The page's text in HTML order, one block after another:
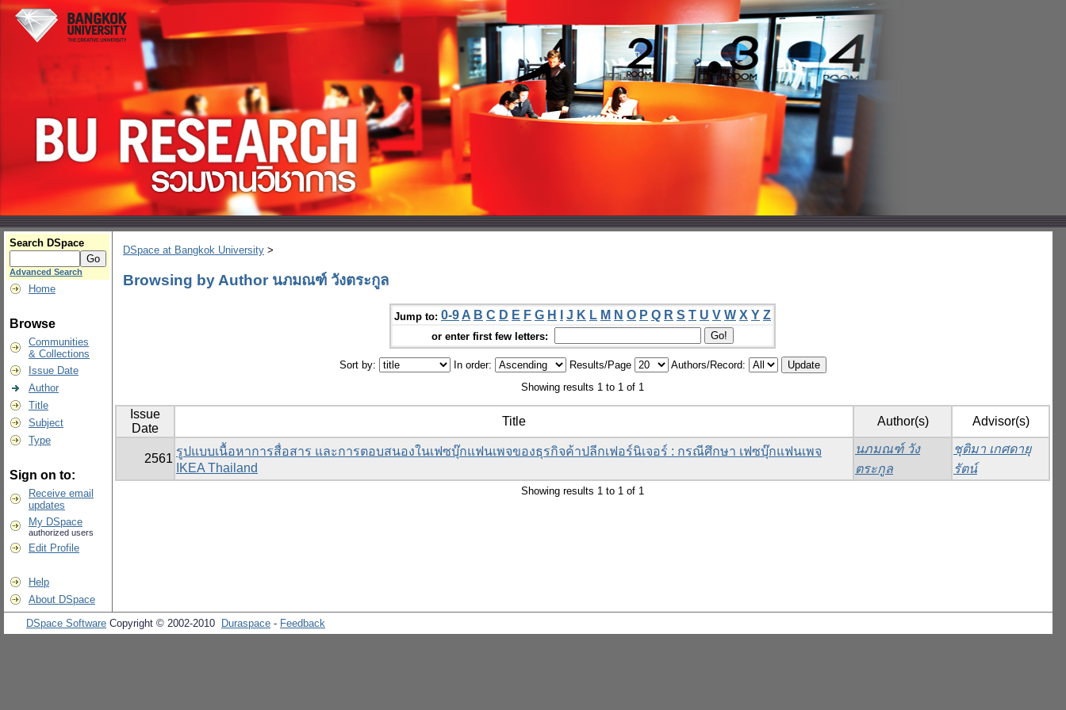
Search DSpace
Advanced Search
Home
Browse
Communities
& Collections
Issue Date
Author
Title
Subject
Type
Sign on to:
Receive email
updates
My DSpace
authorized users
Edit Profile
Help
About DSpace
DSpace at Bangkok University >
Browsing by Author นภมณฑ์ วังตระกูล
Jump to: 0-9 A B C D E F G H J K L M N O P Q R S T U V W X Y Z
or enter first few letters:
Sort by: In order: Results/Page
Authors/Record:
Showing results 1 to 1 of 1
Issue
Date
Title Author(s) Advisor(s)
2561
รูปแบบเนื้อหาการสื่อสาร และการตอบสนองในเฟซบุ๊กแฟนเพจของธุรกิจค้าปลีกเฟอร์นิเจอร์ : กรณีศึกษา เฟซบุ๊กแฟนเพจ
IKEA Thailand
นภมณฑ์ วัง
ตระกูล
ชุติมา เกศดายุ
รัตน์
Showing results 1 to 1 of 1
DSpace Software Copyright © 2002-2010 Duraspace - Feedback